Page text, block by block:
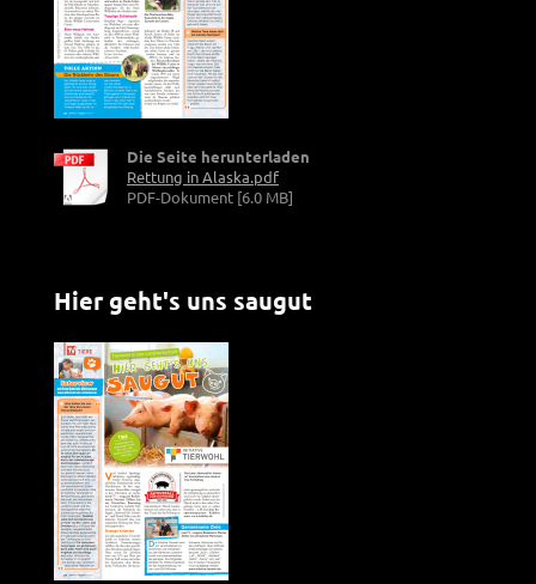
Die Seite herunterladen
Rettung in Alaska.pdf
PDF-Dokument [6.0 MB]
Hier geht's uns saugut